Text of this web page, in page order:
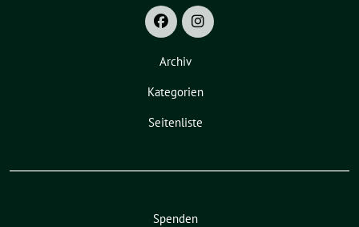
Archiv
Kategorien
Seitenliste
Spenden